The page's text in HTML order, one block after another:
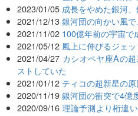
2023/01/05 成長をやめた銀河
2021/12/13 銀河団の向かい風
2021/11/02 100億年前の宇宙で
2021/05/12 風上に伸びるジェ
2021/04/27 カシオペヤ座Aの
ストしていた
2021/01/12 ティコの超新星の
2020/11/19 銀河団の衝突で4億
2020/09/16 理論予測より桁違